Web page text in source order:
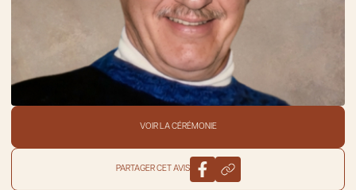
VOIR LA CÉRÉMONIE
PARTAGER CET AVIS